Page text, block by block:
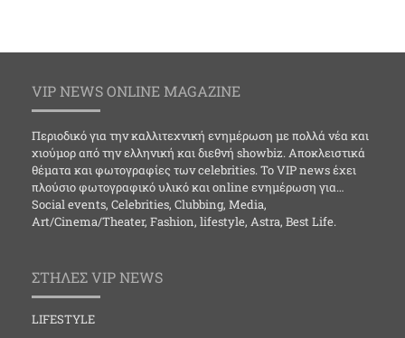
VIP NEWS ONLINE MAGAZINE
Περιοδικό για την καλλιτεχνική ενημέρωση με πολλά νέα και
χιούμορ από την ελληνική και διεθνή showbiz. Αποκλειστικά
θέματα και φωτογραφίες των celebrities. Το VIP news έχει
πλούσιο φωτογραφικό υλικό και online ενημέρωση για…
Social events, Celebrities, Clubbing, Media,
Art/Cinema/Theater, Fashion, lifestyle, Astra, Best Life.
ΣΤΗΛΕΣ VIP NEWS
LIFESTYLE